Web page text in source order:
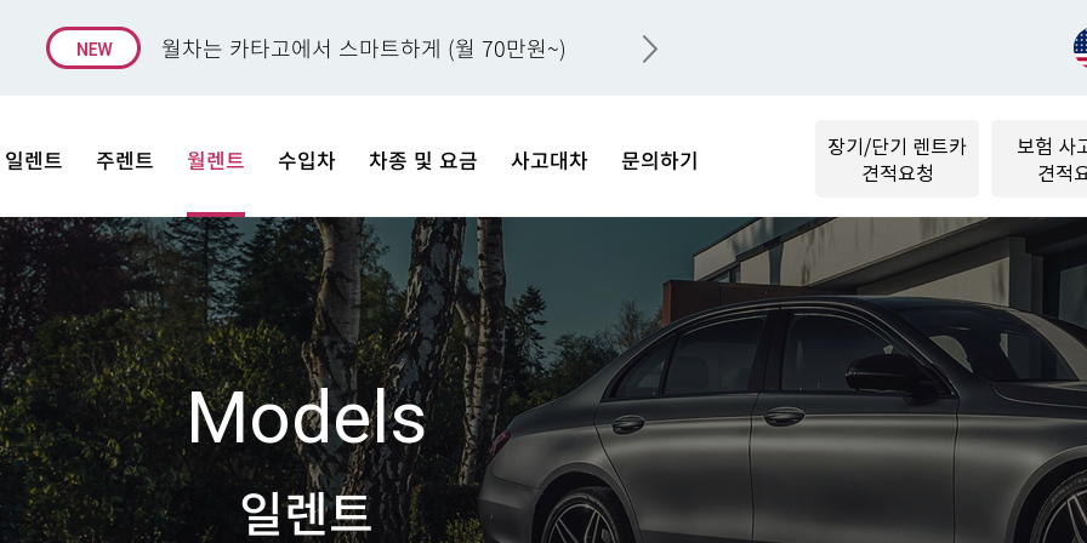
월차는 카타고에서 스마트하게 (월 70만원~)
일렌트 주렌트 월렌트 수입차 차종 및 요금 사고대차 문의하기
장기/단기 렌트카
견적요청
보험 사
견적
Models
일렌트